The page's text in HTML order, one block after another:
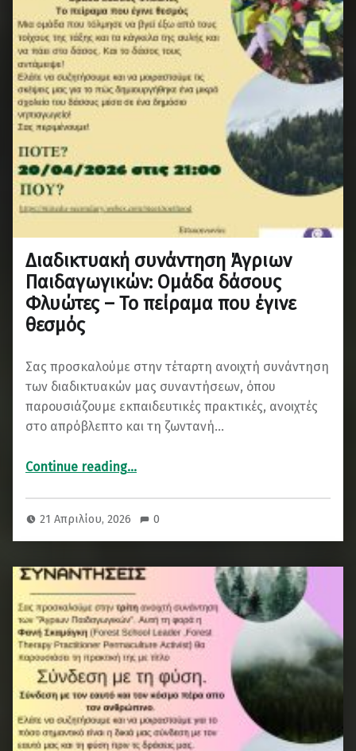
Διαδικτυακή συνάντηση Άγριων
Παιδαγωγικών: Ομάδα δάσους
Φλυώτες – Το πείραμα που έγινε
θεσμός
Σας προσκαλούμε στην τέταρτη ανοιχτή συνάντηση
των διαδικτυακών μας συναντήσεων, όπου
παρουσιάζουμε εκπαιδευτικές πρακτικές, ανοιχτές
στο απρόβλεπτο και τη ζωντανή…
Continue reading“Διαδικτυακή συνάντηση Άγριων Παιδαγωγικών: Ομάδα δάσους Φλυώτες – Το πείραμα που έγινε θεσμός”
…
21 Απριλίου, 2026 0